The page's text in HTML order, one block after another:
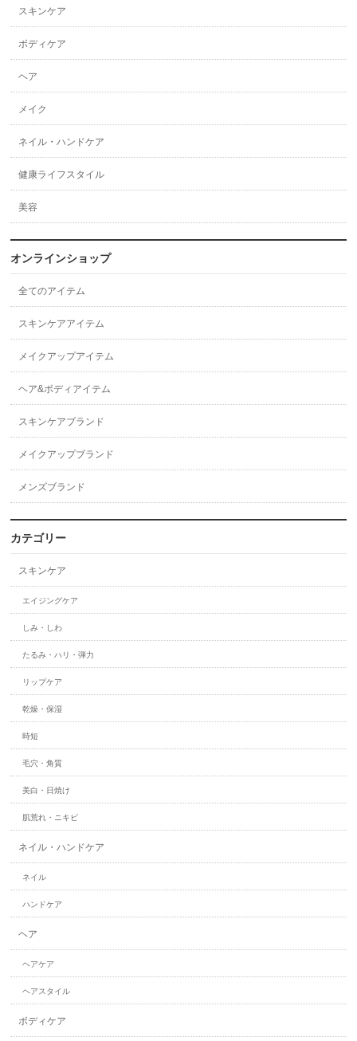
スキンケア
ボディケア
ヘア
メイク
ネイル・ハンドケア
健康ライフスタイル
美容
オンラインショップ
全てのアイテム
スキンケアアイテム
メイクアップアイテム
ヘア&ボディアイテム
スキンケアブランド
メイクアップブランド
メンズブランド
カテゴリー
スキンケア
エイジングケア
しみ・しわ
たるみ・ハリ・弾力
リップケア
乾燥・保湿
時短
毛穴・角質
美白・日焼け
肌荒れ・ニキビ
ネイル・ハンドケア
ネイル
ハンドケア
ヘア
ヘアケア
ヘアスタイル
ボディケア